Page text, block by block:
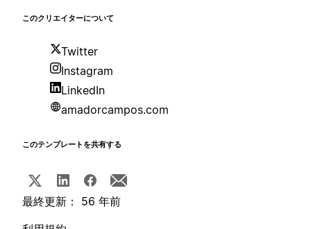
このクリエイターについて
Twitter
Instagram
LinkedIn
amadorcampos.com
このテンプレートを共有する
最終更新： 56 年前